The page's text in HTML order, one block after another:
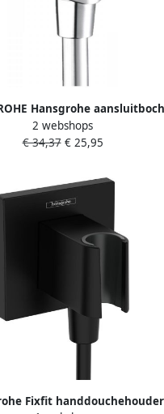
Hansgrohe
chroom 27454000
2 webshops
€ 34,37€ 25,95
Fixfit handdouchehouder